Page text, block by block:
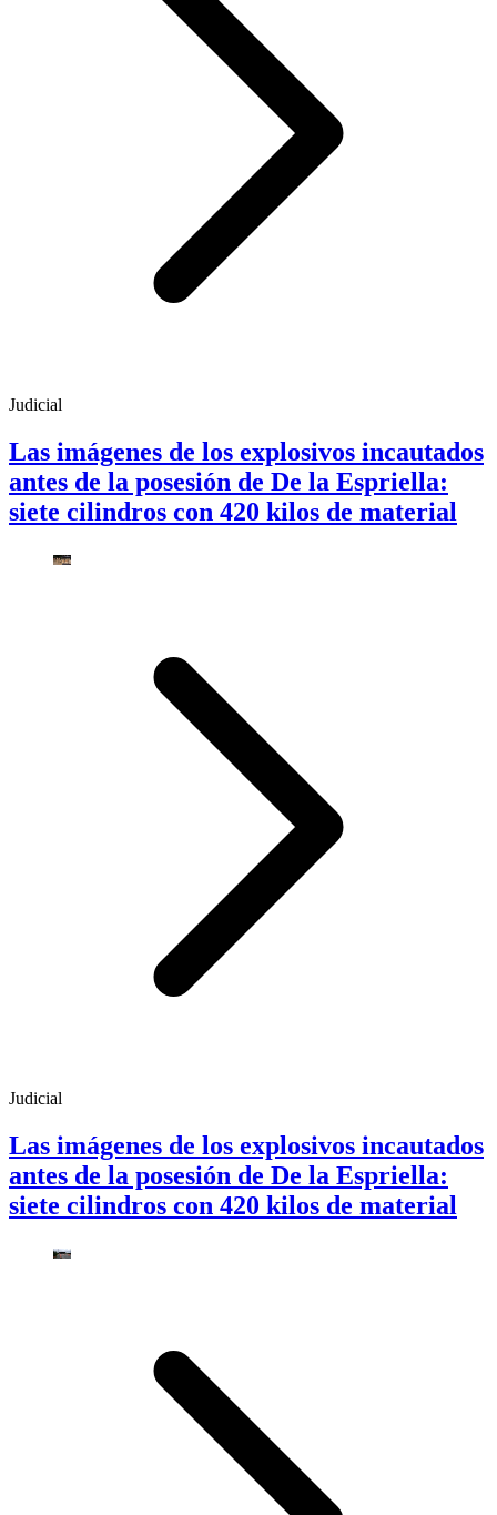
Judicial
Las imágenes de los explosivos incautados
antes de la posesión de De la Espriella:
siete cilindros con 420 kilos de material
Judicial
Las imágenes de los explosivos incautados
antes de la posesión de De la Espriella:
siete cilindros con 420 kilos de material